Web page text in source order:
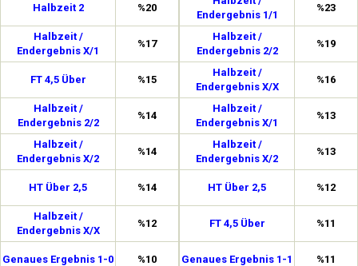
Halbzeit 2 %20
Halbzeit /
Endergebnis X/1
%17
FT 4,5 Über %15
Halbzeit /
Endergebnis 2/2
%14
Halbzeit /
Endergebnis X/2
%14
HT Über 2,5 %14
Halbzeit /
Endergebnis X/X
%12
Genaues Ergebnis 1-0 %10
Endergebnis 1/1
%23
Halbzeit /
Endergebnis 2/2
%19
Halbzeit /
Endergebnis X/X
%16
Halbzeit /
Endergebnis X/1
%13
Halbzeit /
Endergebnis X/2
%13
HT Über 2,5 %12
FT 4,5 Über %11
Genaues Ergebnis 1-1 %11